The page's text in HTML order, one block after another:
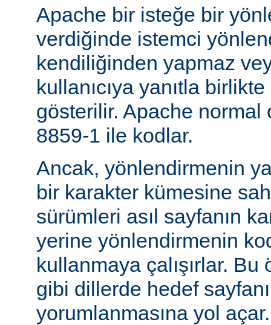
Apache bir isteğe bir
verdiğinde istemci
kendiliğinden yapmaz
kullanıcıya yanıtla
gösterilir. Apache normal
8859-1 ile kodlar.
Ancak, yönlendirmenin
bir karakter kümesine
sürümleri asıl sayfanın
yerine yönlendirmenin
kullanmaya çalışırlar.
gibi dillerde hedef
yorumlanmasına yol açar.